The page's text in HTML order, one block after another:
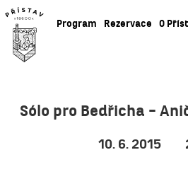
Program Rezervace O
Sólo pro Bedřicha –
10. 6. 2015